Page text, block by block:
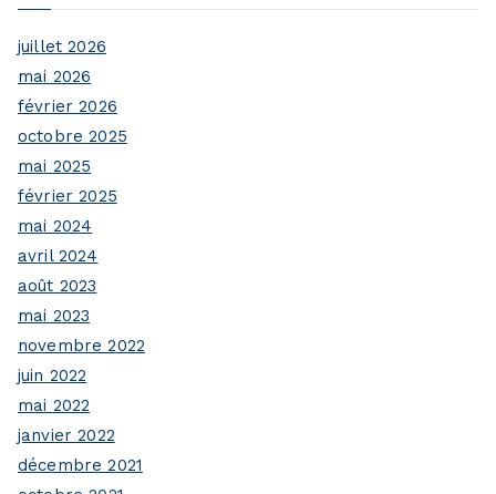
juillet 2026
mai 2026
février 2026
octobre 2025
mai 2025
février 2025
mai 2024
avril 2024
août 2023
mai 2023
novembre 2022
juin 2022
mai 2022
janvier 2022
décembre 2021